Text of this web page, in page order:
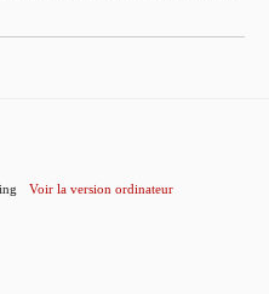
Voir la version ordinateur